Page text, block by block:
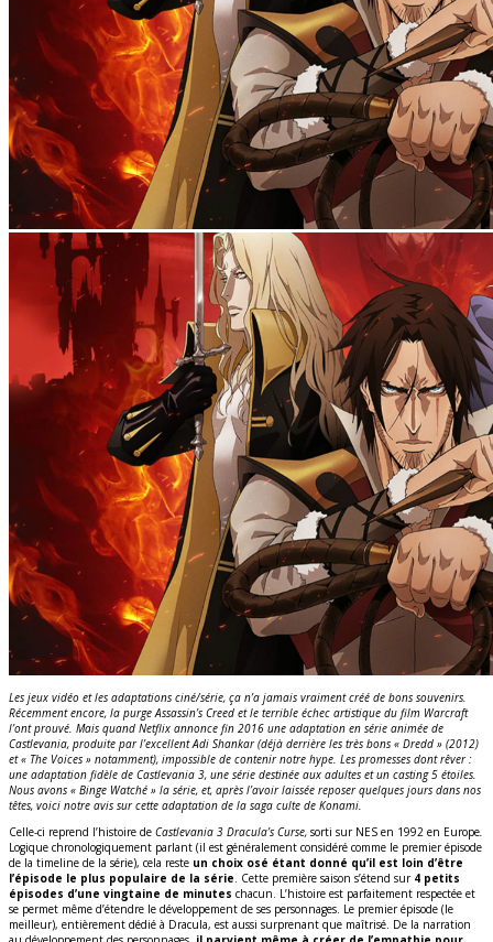
Les jeux vidéo et les adaptations ciné/série, ça n’a jamais vraiment créé de bons souvenirs.
Récemment encore, la purge Assassin’s Creed et le terrible échec artistique du film Warcraft
l’ont prouvé. Mais quand Netflix annonce fin 2016 une adaptation en série animée de
Castlevania, produite par l’excellent Adi Shankar (déjà derrière les très bons « Dredd » (2012)
et « The Voices » notamment), impossible de contenir notre hype. Les promesses dont rêver :
une adaptation fidèle de Castlevania 3, une série destinée aux adultes et un casting 5 étoiles.
Nous avons « Binge Watché » la série, et, après l’avoir laissée reposer quelques jours dans nos
têtes, voici notre avis sur cette adaptation de la saga culte de Konami.
Celle-ci reprend l’histoire de Castlevania 3 Dracula’s Curse, sorti sur NES en 1992 en Europe.
Logique chronologiquement parlant (il est généralement considéré comme le premier épisode
de la timeline de la série), cela reste un choix osé étant donné qu’il est loin d’être
l’épisode le plus populaire de la série. Cette première saison s’étend sur 4 petits
épisodes d’une vingtaine de minutes chacun. L’histoire est parfaitement respectée et
se permet même d’étendre le développement de ses personnages. Le premier épisode (le
meilleur), entièrement dédié à Dracula, est aussi surprenant que maîtrisé. De la narration